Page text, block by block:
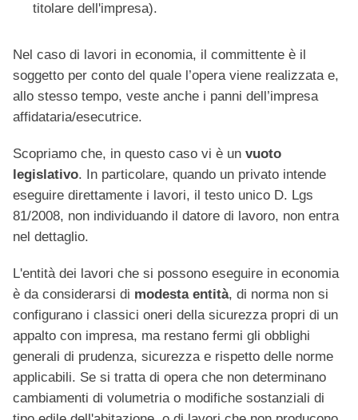
titolare dell'impresa).
Nel caso di lavori in economia, il committente è il
soggetto per conto del quale l’opera viene realizzata e,
allo stesso tempo, veste anche i panni dell’impresa
affidataria/esecutrice.
Scopriamo che, in questo caso vi è un vuoto
legislativo. In particolare, quando un privato intende
eseguire direttamente i lavori, il testo unico D. Lgs
81/2008, non individuando il datore di lavoro, non entra
nel dettaglio.
L'entità dei lavori che si possono eseguire in economia
è da considerarsi di modesta entità, di norma non si
configurano i classici oneri della sicurezza propri di un
appalto con impresa, ma restano fermi gli obblighi
generali di prudenza, sicurezza e rispetto delle norme
applicabili. Se si tratta di opera che non determinano
cambiamenti di volumetria o modifiche sostanziali di